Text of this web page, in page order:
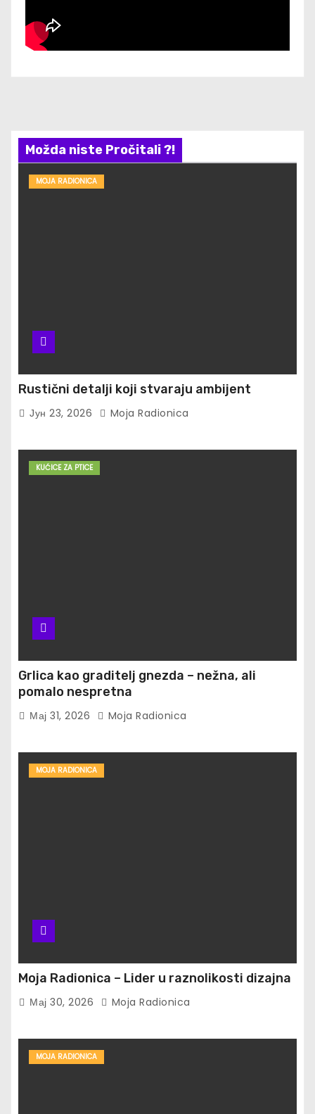
Možda niste Pročitali ?!
MOJA RADIONICA
Rustični detalji koji stvaraju ambijent
Јун 23, 2026 Moja Radionica
KUĆICE ZA PTICE
Grlica kao graditelj gnezda – nežna, ali
pomalo nespretna
Мај 31, 2026 Moja Radionica
MOJA RADIONICA
Moja Radionica – Lider u raznolikosti dizajna
Мај 30, 2026 Moja Radionica
MOJA RADIONICA